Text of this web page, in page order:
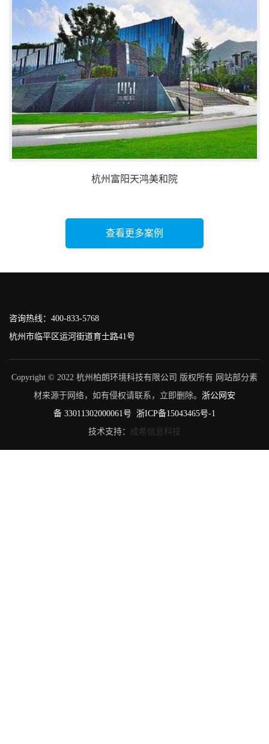
杭州富阳天鸿美和院
查看更多案例
咨询热线：400-833-5768
杭州市临平区运河街道育士路41号
Copyright © 2022 杭州柏朗环境科技有限公司 版权所有 网站部分素
材来源于网络，如有侵权请联系，立即删除。 浙公网安
备 33011302000061号 浙ICP备15043465号-1
技术支持：
成希信息科技